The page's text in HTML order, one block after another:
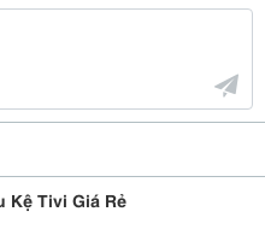
Kệ Tivi Giá Rẻ